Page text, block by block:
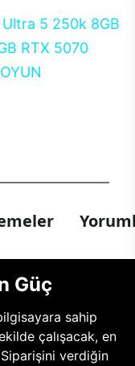
5 250k 8GB
RTX 5070
Güç
sahip
çalışacak, en
verdiğin